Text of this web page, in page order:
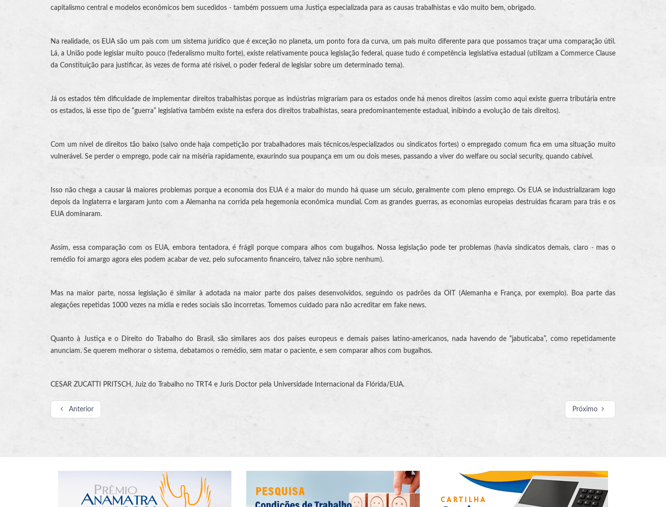
capitalismo central e modelos econômicos bem sucedidos - também possuem uma Justiça especializada para as causas trabalhistas e vão muito bem, obrigado.
Na realidade, os EUA são um país com um sistema jurídico que é exceção no planeta, um ponto fora da curva, um país muito diferente para que possamos traçar uma comparação útil.
Lá, a União pode legislar muito pouco (federalismo muito forte), existe relativamente pouca legislação federal, quase tudo é competência legislativa estadual (utilizam a Commerce Clause
da Constituição para justificar, às vezes de forma até risível, o poder federal de legislar sobre um determinado tema).
Já os estados têm dificuldade de implementar direitos trabalhistas porque as indústrias migrariam para os estados onde há menos direitos (assim como aqui existe guerra tributária entre
os estados, lá esse tipo de “guerra” legislativa também existe na esfera dos direitos trabalhistas, seara predominantemente estadual, inibindo a evolução de tais direitos).
Com um nível de direitos tão baixo (salvo onde haja competição por trabalhadores mais técnicos/especializados ou sindicatos fortes) o empregado comum fica em uma situação muito
vulnerável. Se perder o emprego, pode cair na miséria rapidamente, exaurindo sua poupança em um ou dois meses, passando a viver do welfare ou social security, quando cabível.
Isso não chega a causar lá maiores problemas porque a economia dos EUA é a maior do mundo há quase um século, geralmente com pleno emprego. Os EUA se industrializaram logo
depois da Inglaterra e largaram junto com a Alemanha na corrida pela hegemonia econômica mundial. Com as grandes guerras, as economias europeias destruídas ficaram para trás e os
EUA dominaram.
Assim, essa comparação com os EUA, embora tentadora, é frágil porque compara alhos com bugalhos. Nossa legislação pode ter problemas (havia sindicatos demais, claro - mas o
remédio foi amargo agora eles podem acabar de vez, pelo sufocamento financeiro, talvez não sobre nenhum).
Mas na maior parte, nossa legislação é similar à adotada na maior parte dos países desenvolvidos, seguindo os padrões da OIT (Alemanha e França, por exemplo). Boa parte das
alegações repetidas 1000 vezes na mídia e redes sociais são incorretas. Tomemos cuidado para não acreditar em fake news.
Quanto à Justiça e o Direito do Trabalho do Brasil, são similares aos dos países europeus e demais países latino-americanos, nada havendo de “jabuticaba”, como repetidamente
anunciam. Se querem melhorar o sistema, debatamos o remédio, sem matar o paciente, e sem comparar alhos com bugalhos.
CESAR ZUCATTI PRITSCH, Juiz do Trabalho no TRT4 e Juris Doctor pela Universidade Internacional da Flórida/EUA.
Anterior Próximo